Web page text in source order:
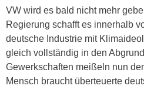
VW wird es bald nicht mehr
Regierung schafft es innerhalb
deutsche Industrie mit
gleich vollständig in den
Gewerkschaften meißeln nun
Mensch braucht überteuerte